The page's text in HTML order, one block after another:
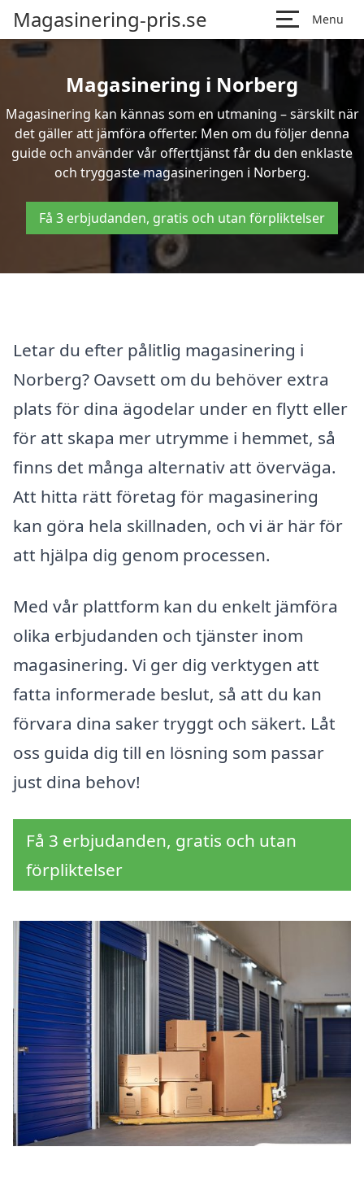
Magasinering-pris.se Menu
Magasinering i Norberg
Magasinering kan kännas som en utmaning – särskilt när
det gäller att jämföra offerter. Men om du följer denna
guide och använder vår offerttjänst får du den enklaste
och tryggaste magasineringen i Norberg.
Få 3 erbjudanden, gratis och utan förpliktelser
Letar du efter pålitlig magasinering i
Norberg? Oavsett om du behöver extra
plats för dina ägodelar under en flytt eller
för att skapa mer utrymme i hemmet, så
finns det många alternativ att överväga.
Att hitta rätt företag för magasinering
kan göra hela skillnaden, och vi är här för
att hjälpa dig genom processen.
Med vår plattform kan du enkelt jämföra
olika erbjudanden och tjänster inom
magasinering. Vi ger dig verktygen att
fatta informerade beslut, så att du kan
förvara dina saker tryggt och säkert. Låt
oss guida dig till en lösning som passar
just dina behov!
Få 3 erbjudanden, gratis och utan
förpliktelser